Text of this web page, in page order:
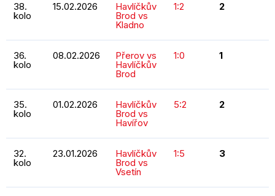
38.
kolo
15.02.2026 Havlíčkův
Brod vs
Kladno
1:2 2
36.
kolo
08.02.2026 Přerov vs
Havlíčkův
Brod
1:0 1
35.
kolo
01.02.2026 Havlíčkův
Brod vs
Havířov
5:2 2
32.
kolo
23.01.2026 Havlíčkův
Brod vs
Vsetín
1:5 3